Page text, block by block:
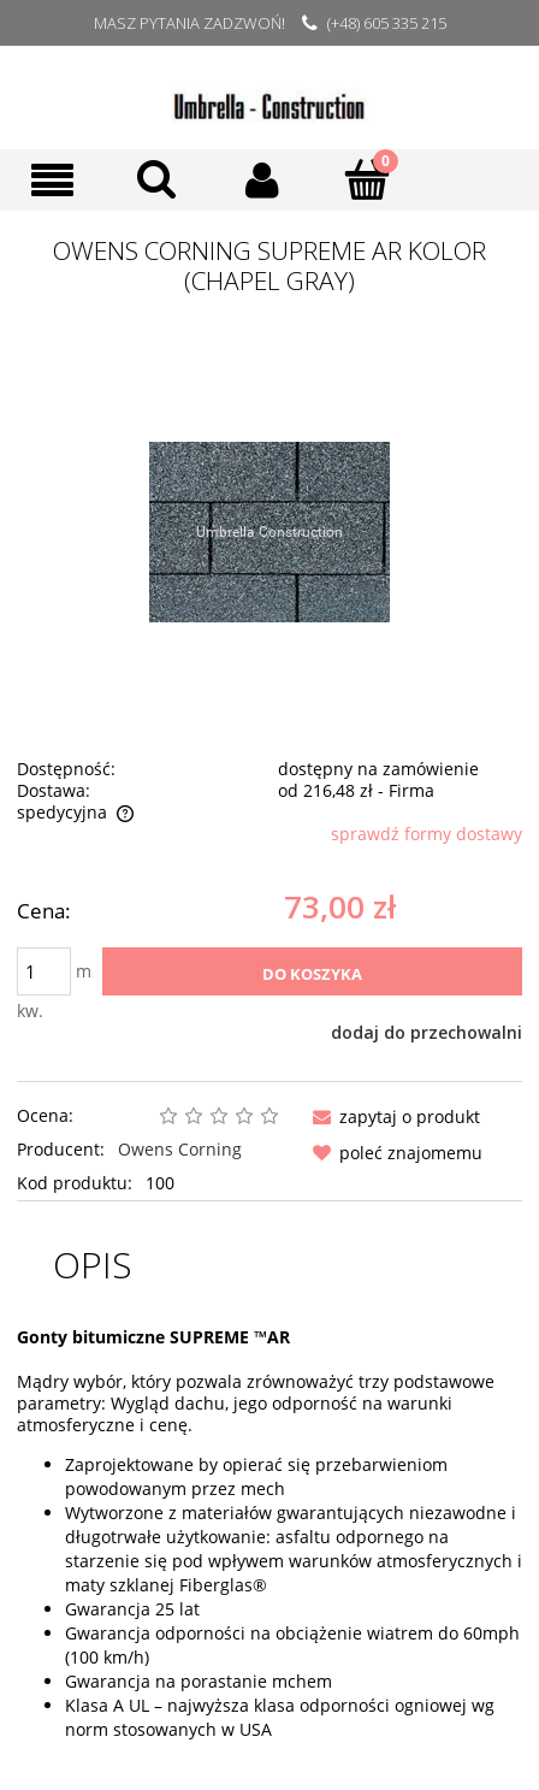
MASZ PYTANIA ZADZWOŃ! (+48) 605 335 215
OWENS CORNING SUPREME AR KOLOR
(CHAPEL GRAY)
Dostępność:
dostępny na zamówienie
Dostawa:
od 216,48 zł - Firma
spedycyjna
Cena nie zawiera ewentualnych kosztów płatnościsprawdź formy dostawy
Cena: 73,00 zł
m
kw.
DO KOSZYKA
dodaj do przechowalni
Ocena:
Producent:
Owens Corning
Kod produktu:
100
zapytaj o produkt
poleć znajomemu
OPIS
Gonty bitumiczne SUPREME ™AR
Mądry wybór, który pozwala zrównoważyć trzy podstawowe
parametry: Wygląd dachu, jego odporność na warunki
atmosferyczne i cenę.
Zaprojektowane by opierać się przebarwieniom
powodowanym przez mech
Wytworzone z materiałów gwarantujących niezawodne i
długotrwałe użytkowanie: asfaltu odpornego na
starzenie się pod wpływem warunków atmosferycznych i
maty szklanej Fiberglas®
Gwarancja 25 lat
Gwarancja odporności na obciążenie wiatrem do 60mph
(100 km/h)
Gwarancja na porastanie mchem
Klasa A UL – najwyższa klasa odporności ogniowej wg
norm stosowanych w USA